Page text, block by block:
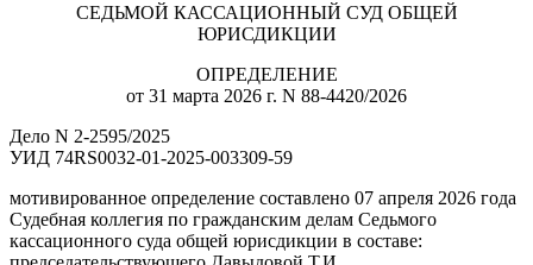
СЕДЬМОЙ КАССАЦИОННЫЙ СУД ОБЩЕЙ
ЮРИСДИКЦИИ
ОПРЕДЕЛЕНИЕ
от 31 марта 2026 г. N 88-4420/2026
Дело N 2-2595/2025
УИД 74RS0032-01-2025-003309-59
мотивированное определение составлено 07 апреля 2026 года
Судебная коллегия по гражданским делам Седьмого
кассационного суда общей юрисдикции в составе: